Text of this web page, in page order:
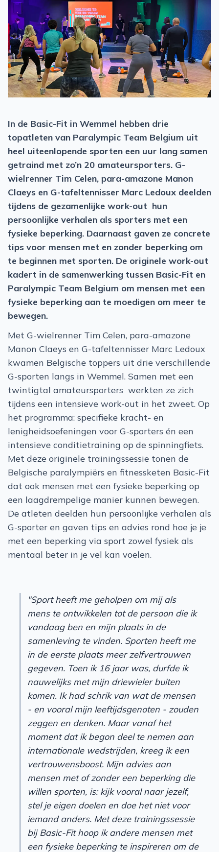
In de Basic-Fit in Wemmel hebben drie
topatleten van Paralympic Team Belgium uit
heel uiteenlopende sporten een uur lang samen
getraind met zo’n 20 amateursporters. G-
wielrenner Tim Celen, para-amazone Manon
Claeys en G-tafeltennisser Marc Ledoux deelden
tijdens de gezamenlijke work-out ​ hun
persoonlijke verhalen als sporters met een
fysieke beperking. Daarnaast gaven ze concrete
tips voor mensen met en zonder beperking om
te beginnen met sporten. De originele work-out
kadert in de samenwerking tussen Basic-Fit en
Paralympic Team Belgium om mensen met een
fysieke beperking aan te moedigen om meer te
bewegen.
Met G-wielrenner Tim Celen, para-amazone
Manon Claeys en G-tafeltennisser Marc Ledoux
kwamen Belgische toppers uit drie verschillende
G-sporten langs in Wemmel. Samen met een
twintigtal amateursporters ​ werkten ze zich
tijdens een intensieve work-out in het zweet. Op
het programma: specifieke kracht- en
lenigheidsoefeningen voor G-sporters én een
intensieve conditietraining op de spinningfiets.
Met deze originele trainingssessie tonen de
Belgische paralympiërs en fitnessketen Basic-Fit
dat ook mensen met een fysieke beperking op
een laagdrempelige manier kunnen bewegen.
De atleten deelden hun persoonlijke verhalen als
G-sporter en gaven tips en advies rond hoe je je
met een beperking via sport zowel fysiek als
mentaal beter in je vel kan voelen.
"Sport heeft me geholpen om mij als
mens te ontwikkelen tot de persoon die ik
vandaag ben en mijn plaats in de
samenleving te vinden. Sporten heeft me
in de eerste plaats meer zelfvertrouwen
gegeven. Toen ik 16 jaar was, durfde ik
nauwelijks met mijn driewieler buiten
komen. Ik had schrik van wat de mensen
- en vooral mijn leeftijdsgenoten - zouden
zeggen en denken. Maar vanaf het
moment dat ik begon deel te nemen aan
internationale wedstrijden, kreeg ik een
vertrouwensboost. Mijn advies aan
mensen met of zonder een beperking die
willen sporten, is: kijk vooral naar jezelf,
stel je eigen doelen en doe het niet voor
iemand anders. Met deze trainingssessie
bij Basic-Fit hoop ik andere mensen met
een fysieke beperking te inspireren om de